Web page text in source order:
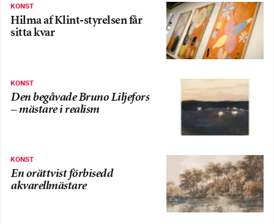
KONST
Hilma af Klint-styrelsen får
sitta kvar
KONST
Den begåvade Bruno Liljefors
– mästare i realism
KONST
En orättvist förbisedd
akvarellmästare